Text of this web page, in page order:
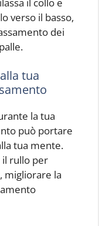
verso il basso,
dei
tua
la tua
può portare
tua mente.
il rullo per
migliorare la